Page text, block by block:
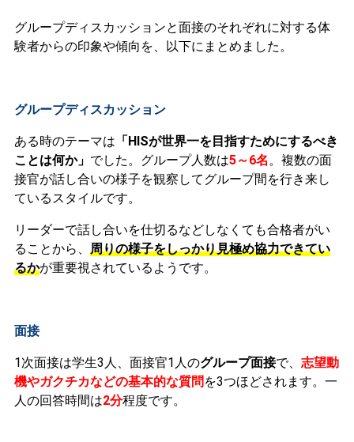
グループディスカッションと面接のそれぞれに対する体
験者からの印象や傾向を、以下にまとめました。
グループディスカッション
ある時のテーマは 「HISが世界一を目指すためにするべき
ことは何か」 でした。グループ人数は5～6名。複数の面
接官が話し合いの様子を観察してグループ間を行き来し
ているスタイルです。
リーダーで話し合いを仕切るなどしなくても合格者がい
ることから、 周りの様子をしっかり見極め協力できてい
るかが重要視されているようです。
面接
1次面接は学生3人、面接官1人のグループ面接で、 志望動
機やガクチカなどの基本的な質問 を3つほどされます。 一
人の回答時間は2分程度です。